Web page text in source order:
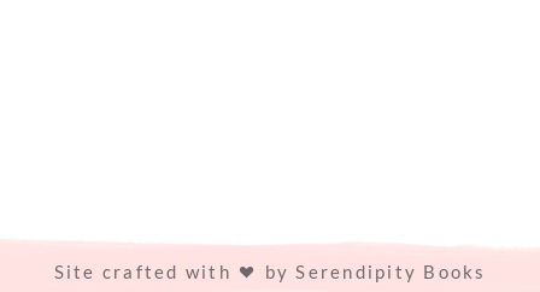
Site crafted with bySerendipity Books